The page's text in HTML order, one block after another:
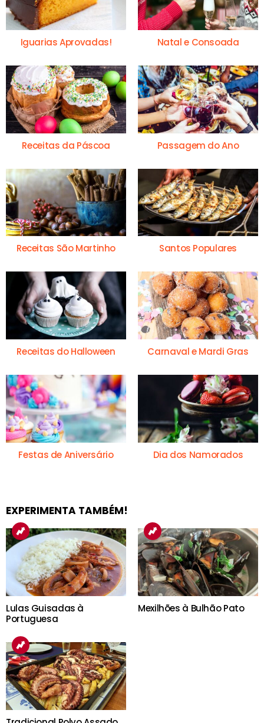
Iguarias Aprovadas! Natal e Consoada
Receitas da Páscoa Passagem do Ano
Receitas São Martinho Santos Populares
Receitas do Halloween Carnaval e Mardi Gras
Festas de Aniversário Dia dos Namorados
EXPERIMENTA TAMBÉM!
Lulas Guisadas à
Portuguesa
Mexilhões à Bulhão Pato